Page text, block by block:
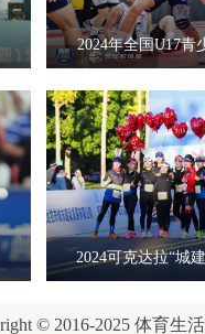
2024年全国U17青
2024可克达拉“城
© 2016-2025 体育生